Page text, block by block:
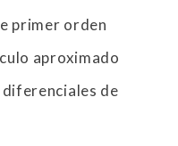
primer orden
aproximado
de